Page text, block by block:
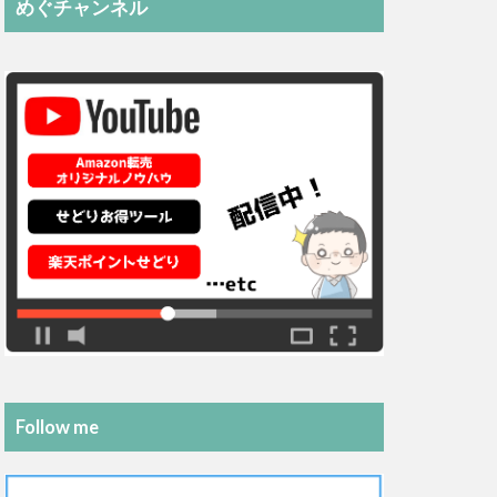
めぐチャンネル
Follow me